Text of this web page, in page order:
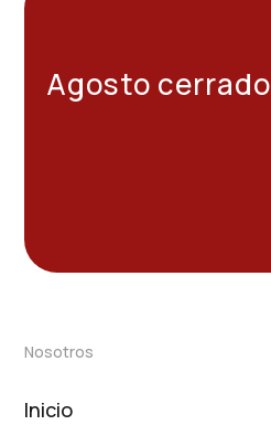
Agosto cerrado
Nosotros
Inicio